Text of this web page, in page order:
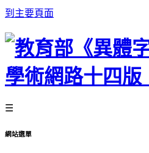
到主要頁面
☰
網站選單